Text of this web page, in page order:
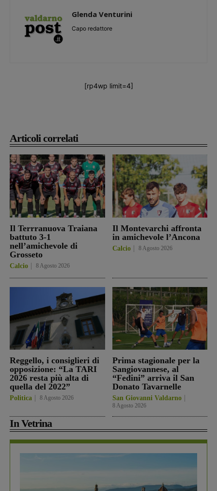
Articoli correlati
Il Terrranuova Traiana
battuto 3-1
nell’amichevole di
Grosseto
Calcio 8 Agosto 2026
Il Montevarchi affronta
in amichevole l’Ancona
Calcio 8 Agosto 2026
Reggello, i consiglieri di
opposizione: “La TARI
2026 resta più alta di
quella del 2022”
Politica 8 Agosto 2026
Prima stagionale per la
Sangiovannese, al
“Fedini” arriva il San
Donato Tavarnelle
San Giovanni Valdarno
8 Agosto 2026
In Vetrina
Glenda Venturini
Capo redattore
[rp4wp limit=4]